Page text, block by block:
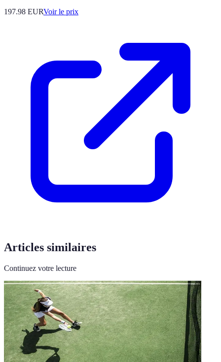
197.98 EURVoir le prix
Articles similaires
Continuez votre lecture